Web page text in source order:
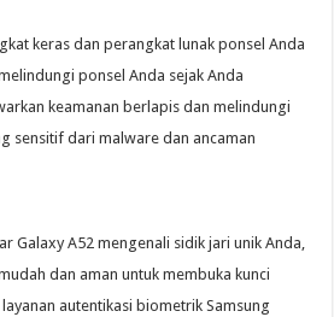
keras dan perangkat lunak ponsel Anda
ponsel Anda sejak Anda
keamanan berlapis dan melindungi
sensitif dari malware dan ancaman
Galaxy A52 mengenali sidik jari unik Anda,
dan aman untuk membuka kunci
autentikasi biometrik Samsung